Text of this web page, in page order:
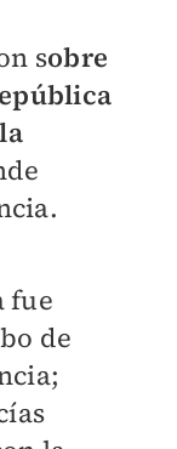
sobre
fue
de